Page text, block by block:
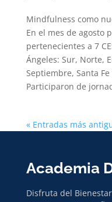
Mindfulness como
En el mes de agosto
pertenecientes a 7
Ángeles: Sur, Norte,
Septiembre, Santa
Participaron de
« Entradas más
Academia
Disfruta del Bienestar